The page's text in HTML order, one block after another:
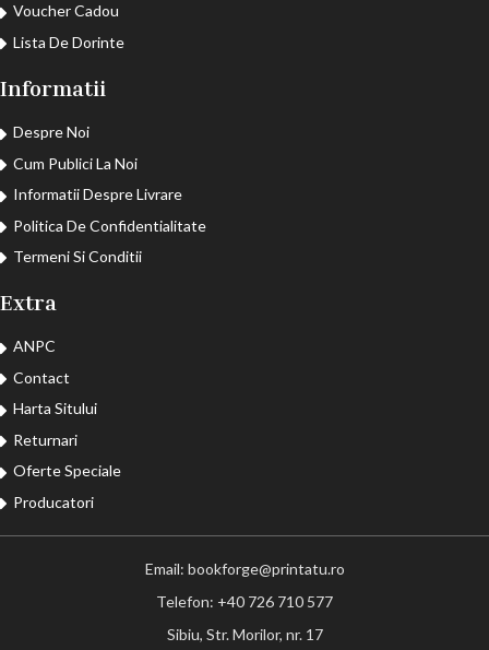
Voucher Cadou
Lista De Dorinte
Informatii
Despre Noi
Cum Publici La Noi
Informatii Despre Livrare
Politica De Confidentialitate
Termeni Si Conditii
Extra
ANPC
Contact
Harta Sitului
Returnari
Oferte Speciale
Producatori
Email: bookforge@printatu.ro
Telefon: +40 726 710 577
Sibiu, Str. Morilor, nr. 17